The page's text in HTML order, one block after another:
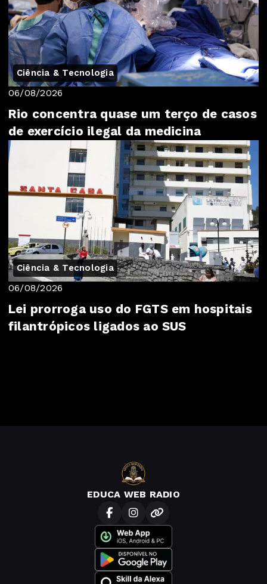
Ciência & Tecnologia
06/08/2026
Rio concentra quase um terço de casos
de exercício ilegal da medicina
Ciência & Tecnologia
06/08/2026
Lei prorroga uso do FGTS em hospitais
filantrópicos ligados ao SUS
EDUCA WEB RADIO